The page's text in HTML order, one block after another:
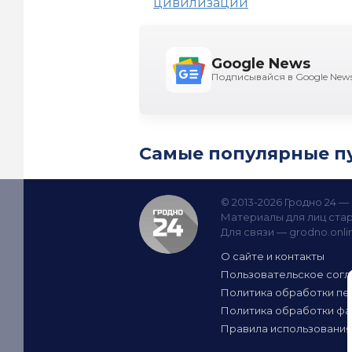
цивилизации
Google News
Подписывайся в Google
Самые популярные
© 2013-2026 Гродно 24
Материалы для лиц
Для связи —
О сайте и контакты
Пользовательское
Политика обработки
Политика обработки
Правила